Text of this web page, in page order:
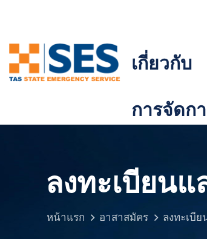
เกี่ยวกับ
การจัดก
ลงทะเบียน
หน้าแรก อาสาสมัคร ลงทะเบี